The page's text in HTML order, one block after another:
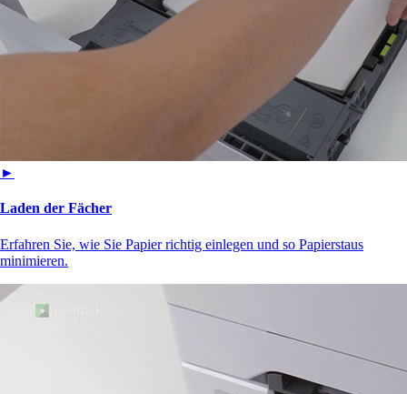
►
Laden der Fächer
Erfahren Sie, wie Sie Papier richtig einlegen und so Papierstaus
minimieren.